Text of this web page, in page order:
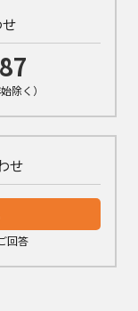
除く）
せ
回答